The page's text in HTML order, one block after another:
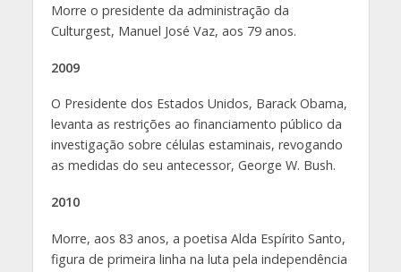
Morre o presidente da administração da
Culturgest, Manuel José Vaz, aos 79 anos.
2009
O Presidente dos Estados Unidos, Barack Obama,
levanta as restrições ao financiamento público da
investigação sobre células estaminais, revogando
as medidas do seu antecessor, George W. Bush.
2010
Morre, aos 83 anos, a poetisa Alda Espírito Santo,
figura de primeira linha na luta pela independência